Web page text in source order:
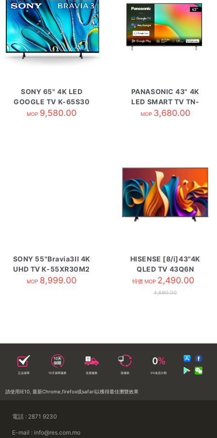
SONY 65" 4K LED
GOOGLE TV K-65S30
MOP 9,580.00
PANASONIC 43" 4K
LED SMART TV TN-
43W70BGH
MOP 3,680.00
SONY 55"Bravia3II 4K
UHD TV K-55XR30M2
MOP 8,999.00
HISENSE [8/i]43"4K
QLED TV 43Q6N
特價 MOP 2,490.00
4,690.00
正品保障 10天保障服務 送貨服務 落樓易 0%免息分期
請使用IE10, 最新Chrome,firefox或safari以獲得最佳瀏覽效果
電話 : 2871 9230
E-mail : info@res.com.mo